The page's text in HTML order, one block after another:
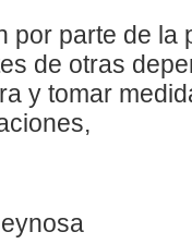
por parte de la
de otras
y tomar